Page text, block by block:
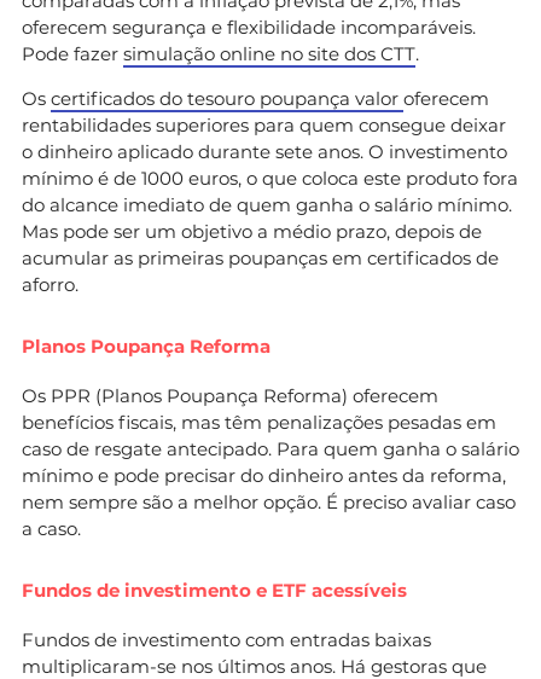
oferecem segurança e flexibilidade incomparáveis.
Pode fazer simulação online no site dos CTT.
Os certificados do tesouro poupança valor oferecem
rentabilidades superiores para quem consegue deixar
o dinheiro aplicado durante sete anos. O investimento
mínimo é de 1000 euros, o que coloca este produto fora
do alcance imediato de quem ganha o salário mínimo.
Mas pode ser um objetivo a médio prazo, depois de
acumular as primeiras poupanças em certificados de
aforro.
Planos Poupança Reforma
Os PPR (Planos Poupança Reforma) oferecem
benefícios fiscais, mas têm penalizações pesadas em
caso de resgate antecipado. Para quem ganha o salário
mínimo e pode precisar do dinheiro antes da reforma,
nem sempre são a melhor opção. É preciso avaliar caso
a caso.
Fundos de investimento e ETF acessíveis
Fundos de investimento com entradas baixas
multiplicaram-se nos últimos anos. Há gestoras que